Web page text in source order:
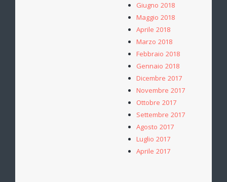
Giugno 2018
Maggio 2018
Aprile 2018
Marzo 2018
Febbraio 2018
Gennaio 2018
Dicembre 2017
Novembre 2017
Ottobre 2017
Settembre 2017
Agosto 2017
Luglio 2017
Aprile 2017